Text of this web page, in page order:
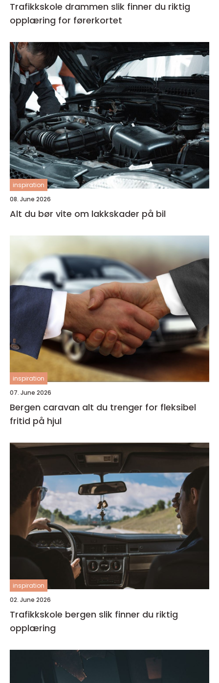
Trafikkskole drammen slik finner du riktig
opplæring for førerkortet
inspiration
08. June 2026
Alt du bør vite om lakkskader på bil
inspiration
07. June 2026
Bergen caravan alt du trenger for fleksibel
fritid på hjul
inspiration
02. June 2026
Trafikkskole bergen slik finner du riktig
opplæring